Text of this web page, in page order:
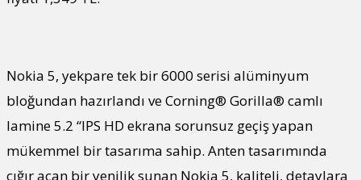
Nokia 5, yekpare tek bir 6000 serisi alüminyum
bloğundan hazırlandı ve Corning® Gorilla® camlı
lamine 5.2 “IPS HD ekrana sorunsuz geçiş yapan
mükemmel bir tasarıma sahip. Anten tasarımında
çığır açan bir yenilik sunan Nokia 5, kaliteli, detaylara